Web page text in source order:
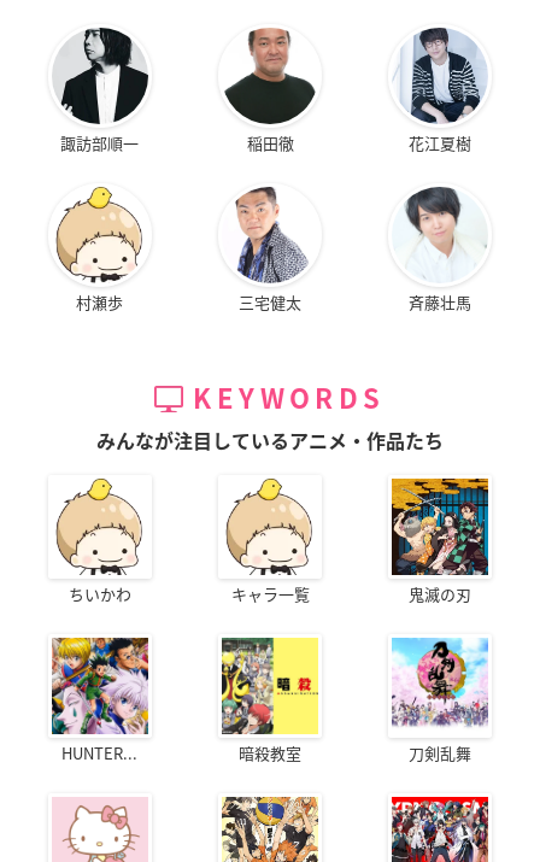
諏訪部順一 稲田徹 花江夏樹
村瀬歩 三宅健太 斉藤壮馬
KEYWORDS
みんなが注目しているアニメ・作品たち
ちいかわ キャラ一覧 鬼滅の刃
HUNTER... 暗殺教室 刀剣乱舞